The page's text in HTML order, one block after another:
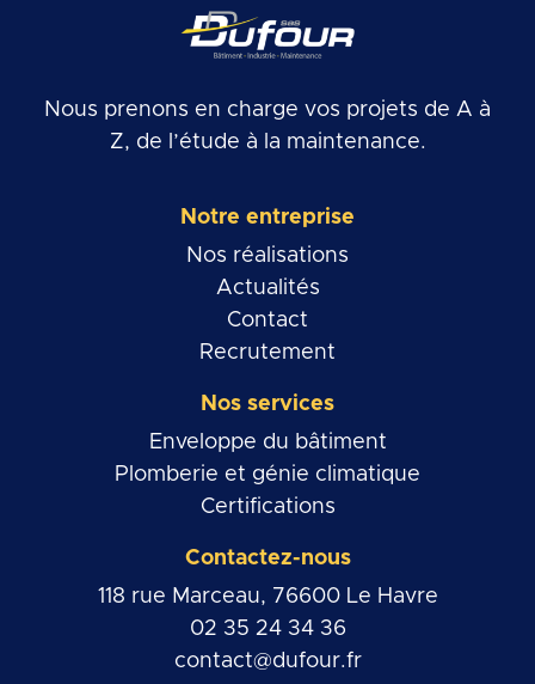
Nous prenons en charge vos projets de A à
Z, de l’étude à la maintenance.
Notre entreprise
Nos réalisations
Actualités
Contact
Recrutement
Nos services
Enveloppe du bâtiment
Plomberie et génie climatique
Certifications
Contactez-nous
118 rue Marceau, 76600 Le Havre
02 35 24 34 36
contact@dufour.fr